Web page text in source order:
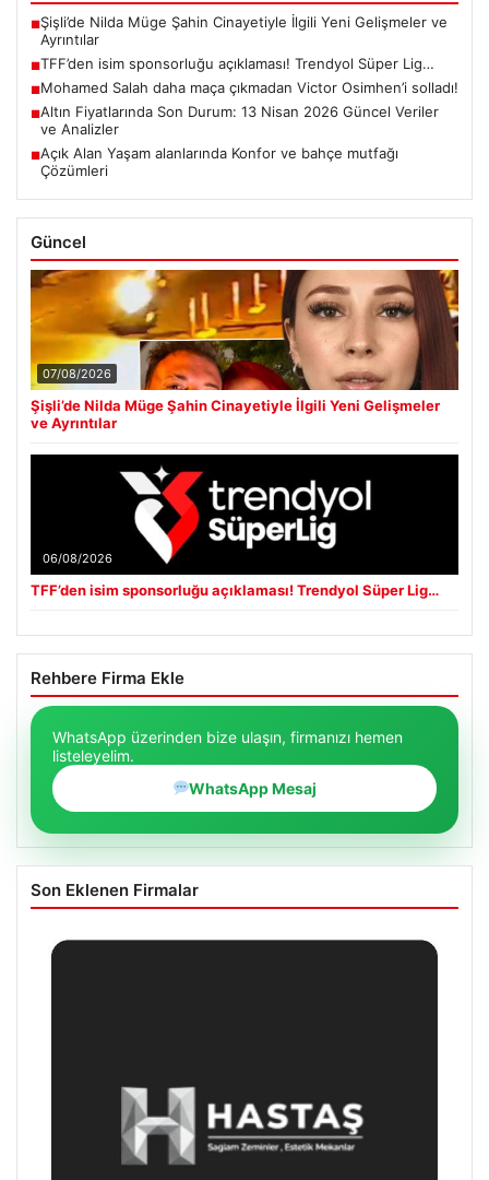
■Şişli’de Nilda Müge Şahin Cinayetiyle İlgili Yeni Gelişmeler ve
Ayrıntılar
■TFF’den isim sponsorluğu açıklaması! Trendyol Süper Lig…
■Mohamed Salah daha maça çıkmadan Victor Osimhen’i solladı!
■Altın Fiyatlarında Son Durum: 13 Nisan 2026 Güncel Veriler
ve Analizler
■Açık Alan Yaşam alanlarında Konfor ve bahçe mutfağı
Çözümleri
Güncel
07/08/2026
Şişli’de Nilda Müge Şahin Cinayetiyle İlgili Yeni Gelişmeler
ve Ayrıntılar
06/08/2026
TFF’den isim sponsorluğu açıklaması! Trendyol Süper Lig…
Rehbere Firma Ekle
WhatsApp üzerinden bize ulaşın, firmanızı hemen
listeleyelim.
WhatsApp Mesaj
Son Eklenen Firmalar